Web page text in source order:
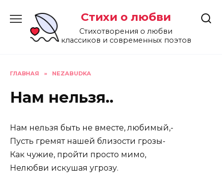
содержанию
Стихи о любви
Стихотворения о любви
классиков и современных поэтов
ГЛАВНАЯ » NEZABUDKA
Нам нельзя..
Нам нельзя быть не вместе, любимый,-
Пусть гремят нашей близости грозы-
Как чужие, пройти просто мимо,
Нелюбви искушая угрозу.